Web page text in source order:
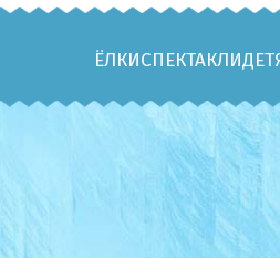
ЁЛКИСПЕКТАКЛИ